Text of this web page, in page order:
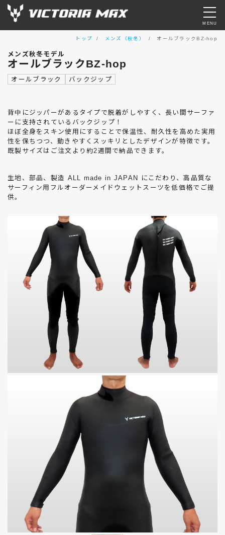
MENU
メンズ（秋冬）商品一覧
レディース（秋冬）商品一覧
採寸方法について
特定商取引法に基づく表記
お問い合わせ
〒796-0907
愛媛県西予市三瓶町朝立7-61-1
Tel.0894-33-3181
Mobile.080-5660-0125
トップ メンズ（秋冬） オールブラックBZ-hop
メンズ秋冬モデル
オールブラックBZ-hop
オールブラック バックジップ
背中にジッパーがあるタイプで脱着がしやすく、長い間サーファ
ーに支持されているバックジップ！
ほぼ全身をスキン使用にすることで保温性、耐久性を高めた実用
性を保ちつつ、動きやすくスッキリとしたデザインが特徴です。
既製サイズはご注文より約2週間で納品できます。
生地、部品、製造 ALL made in JAPAN にこだわり、高品質な
サーフィン用フルオーダーメイドウェットスーツを低価格でご提
供。